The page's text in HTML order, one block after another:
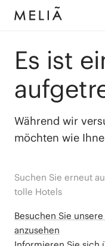
Es ist
Während wir
möchten wie
Suchen Sie erneut
tolle Hotels
Besuchen Sie
anzusehen